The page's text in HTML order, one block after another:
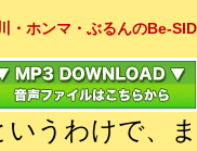
ホンマ・ぶるんのBe-
いうわけで、